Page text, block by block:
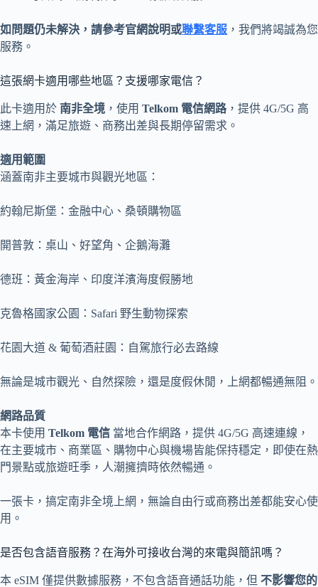
如問題仍未解決，請參考官網說明或聯繫客服 ，我們將竭誠為您
服務。
這張網卡適用哪些地區？支援哪家電信？
此卡適用於 南非全境 ，使用 Telkom 電信網路，提供 4G/5G 高
速上網，滿足旅遊、商務出差與長期停留需求。
適用範圍
涵蓋南非主要城市與觀光地區：
約翰尼斯堡：金融中心、桑頓購物區
開普敦：桌山、好望角、企鵝海灘
德班：黃金海岸、印度洋濱海度假勝地
克魯格國家公園：Safari 野生動物探索
花園大道 & 葡萄酒莊園：自駕旅行必去路線
無論是城市觀光、自然探險，還是度假休閒，上網都暢通無阻。
網路品質
本卡使用 Telkom 電信 當地合作網路，提供 4G/5G 高速連線，
在主要城市、商業區、購物中心與機場皆能保持穩定，即使在熱
門景點或旅遊旺季，人潮擁擠時依然暢通。
一張卡，搞定南非全境上網，無論自由行或商務出差都能安心使
用。
是否包含語音服務？在海外可接收台灣的來電與簡訊嗎？
本 eSIM 僅提供數據服務，不包含語音通話功能，但 不影響您的